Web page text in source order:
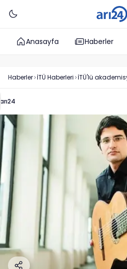
Anasayfa Haberler
Haberler İTÜ Haberleri İTÜ'lü
arı24